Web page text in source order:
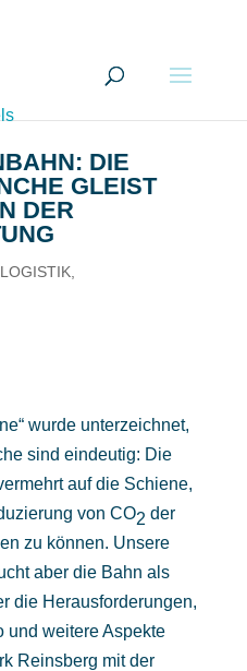
DIE
GLEIST
DER
LOGISTIK,
wurde unterzeichnet,
sind eindeutig: Die
auf die Schiene,
von CO2 der
zu können. Unsere
aber die Bahn als
die Herausforderungen,
und weitere Aspekte
Reinsberg mit der